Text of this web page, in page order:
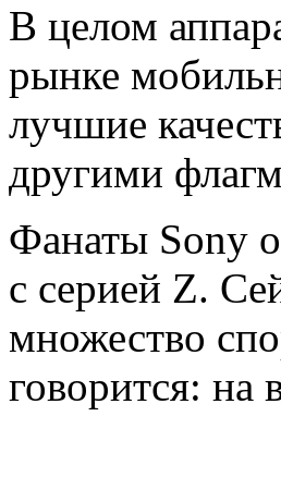
В целом
рынке
лучшие
другими
Фанаты Sony
с серией Z.
множество
говорится: на